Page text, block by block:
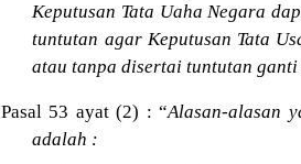
Keputusan Tata Uaha Negara
tuntutan agar Keputusan Tata
atau tanpa disertai tuntutan
Pasal 53 ayat (2) : “Alasan-alasan
adalah :